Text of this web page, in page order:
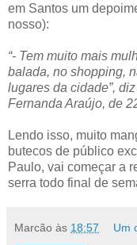
em Santos um
nosso):
“- Tem muito mais
balada, no shopping,
lugares da cidade”,
Fernanda Araújo, de
Lendo isso, muito
butecos de público
Paulo, vai começar a
serra todo final de
Marcão às 18:57 Um